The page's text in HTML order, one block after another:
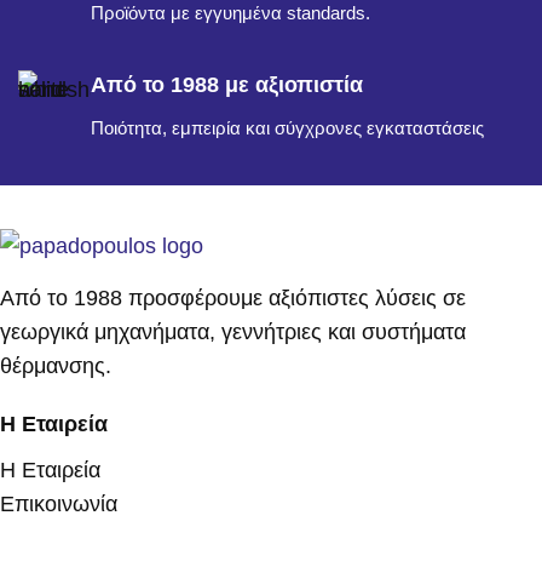
Προϊόντα με εγγυημένα standards.
Από το 1988 με αξιοπιστία
Ποιότητα, εμπειρία και σύγχρονες εγκαταστάσεις
Από το 1988 προσφέρουμε αξιόπιστες λύσεις σε
γεωργικά μηχανήματα, γεννήτριες και συστήματα
θέρμανσης.
Η Εταιρεία
Η Εταιρεία
Επικοινωνία